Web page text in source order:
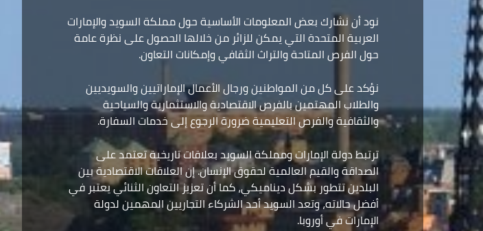
نود أن نشارك بعض المعلومات الأساسية حول مملكة السويد والإمارات
العربية المتحدة التي يمكن للزائر من خلالها الحصول على نظرة عامة
حول الفرص المتاحة والتراث الثقافي وإمكانات التعاون.
نؤكد على كل من المواطنين ورجال الأعمال الإماراتيين والسويديين
والطلاب المهتمين بالفرص الاقتصادية والاستثمارية والسياحية
والثقافية والفرص التعليمية ضرورة الرجوع إلى خدمات السفارة.
ترتبط دولة الإمارات ومملكة السويد بعلاقات تاريخية تعتمد على
الصداقة والقيم العالمية لحقوق الإنسان. إن العلاقات الاقتصادية بين
البلدين تتطور بشكل ديناميكي، كما أن تعزيز التعاون الثنائي يعتبر في
أفضل حالاته، وتعد السويد أحد الشركاء التجاريين المهمين لدولة
الإمارات في أوروبا.